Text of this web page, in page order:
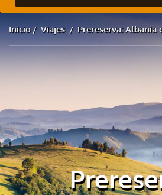
Inicio Viajes Prereserva: Albania